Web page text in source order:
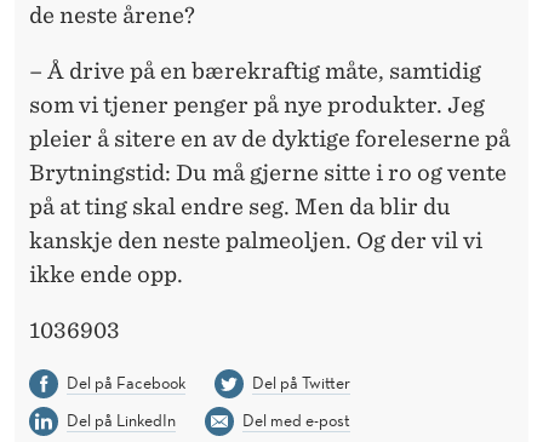
de neste årene?
– Å drive på en bærekraftig måte, samtidig
som vi tjener penger på nye produkter. Jeg
pleier å sitere en av de dyktige foreleserne på
Brytningstid: Du må gjerne sitte i ro og vente
på at ting skal endre seg. Men da blir du
kanskje den neste palmeoljen. Og der vil vi
ikke ende opp.
1036903
Del på Facebook
Del på Twitter
Del på LinkedIn
Del med e-post